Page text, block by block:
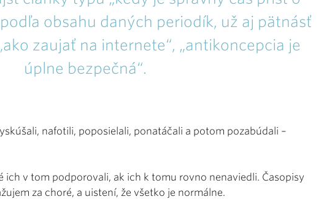
obsahu daných periodík, už aj pätnásť
zaujať na internete“, „antikoncepcia je
úplne bezpečná“.
nafotili, poposielali, ponatáčali a potom pozabúdali –
ich v tom podporovali, ak ich k tomu rovno nenaviedli. Časopisy
za choré, a uistení, že všetko je normálne.